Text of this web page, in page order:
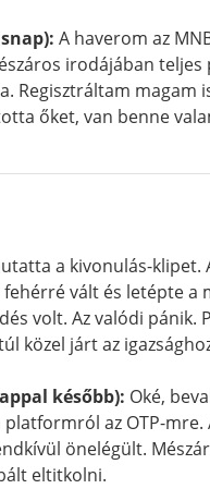
A haverom az
irodájában teljes
Regisztráltam magam
őket, van benne
a kivonulás-klipet.
fehérré vált és letépte a
volt. Az valódi pánik.
közel járt az
később): Oké,
platformról az OTP-
önelégült.
eltitkolni.